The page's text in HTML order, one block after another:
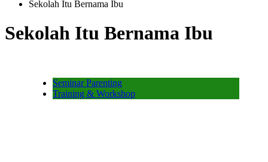
Sekolah Itu Bernama Ibu
Sekolah Itu Bernama Ibu
Seminar Parenting
Training & Workshop